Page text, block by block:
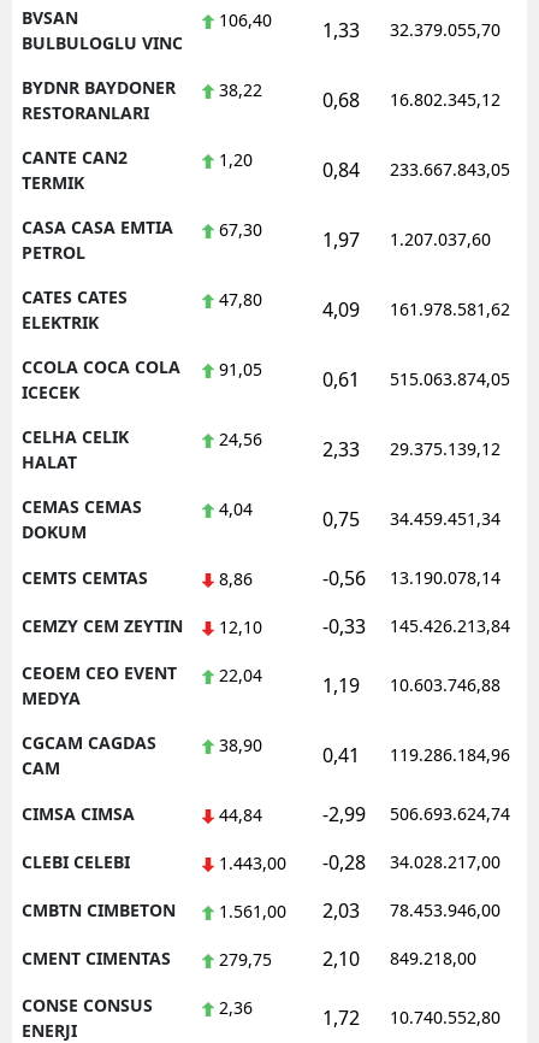
BVSAN
BULBULOGLU VINC
106,40 1,33 32.379.055,70
BYDNR BAYDONER
RESTORANLARI
38,22 0,68 16.802.345,12
CANTE CAN2
TERMIK
1,20 0,84 233.667.843,05
CASA CASA EMTIA
PETROL
67,30 1,97 1.207.037,60
CATES CATES
ELEKTRIK
47,80 4,09 161.978.581,62
CCOLA COCA COLA
ICECEK
91,05 0,61 515.063.874,05
CELHA CELIK
HALAT
24,56 2,33 29.375.139,12
CEMAS CEMAS
DOKUM
4,04 0,75 34.459.451,34
CEMTS CEMTAS 8,86 -0,56 13.190.078,14
CEMZY CEM ZEYTIN 12,10 -0,33 145.426.213,84
CEOEM CEO EVENT
MEDYA
22,04 1,19 10.603.746,88
CGCAM CAGDAS
CAM
38,90 0,41 119.286.184,96
CIMSA CIMSA 44,84 -2,99 506.693.624,74
CLEBI CELEBI 1.443,00 -0,28 34.028.217,00
CMBTN CIMBETON 1.561,00 2,03 78.453.946,00
CMENT CIMENTAS 279,75 2,10 849.218,00
CONSE CONSUS
ENERJI
2,36 1,72 10.740.552,80